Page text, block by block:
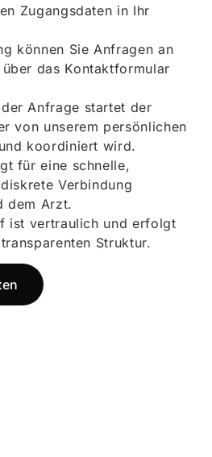
Zugangsdaten in Ihr
können Sie Anfragen an
das Kontaktformular
Anfrage startet der
von unserem persönlichen
koordiniert wird.
für eine schnelle,
Verbindung
dem Arzt.
ist vertraulich und erfolgt
Struktur.